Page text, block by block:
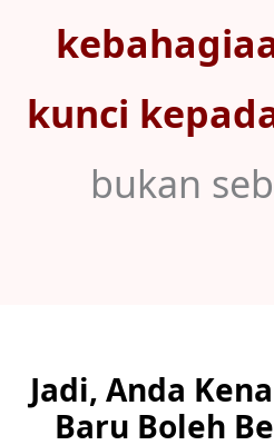
kunci
bukan
Jadi, Anda
Baru Boleh